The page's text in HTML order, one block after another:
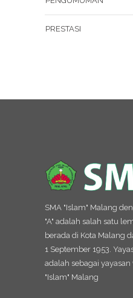
PRESTASI
SMA "Islam" Malang
"A" adalah salah satu
berada di Kota Malang
1 September 1953.
adalah sebagai
"Islam" Malang